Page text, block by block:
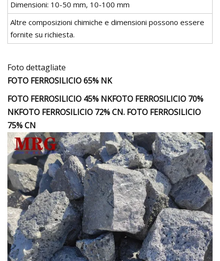
Dimensioni: 10-50 mm, 10-100 mm
Altre composizioni chimiche e dimensioni possono essere
fornite su richiesta.
Foto dettagliate
FOTO FERROSILICIO 65% NK
FOTO FERROSILICIO 45% NKFOTO FERROSILICIO 70%
NKFOTO FERROSILICIO 72% CN. FOTO FERROSILICIO
75% CN